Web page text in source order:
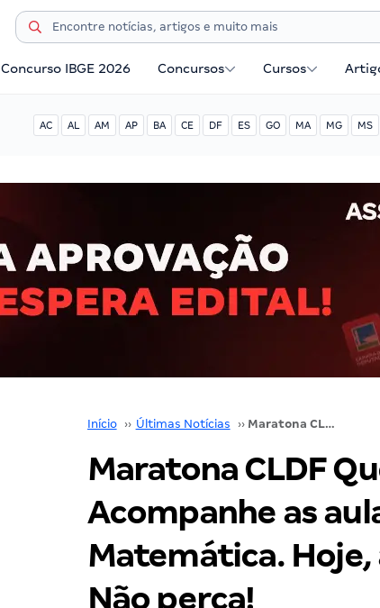
Concurso IBGE 2026 Concursos Cursos
AC AL AM AP BA CE DF ES GO MA MG MS
Início ›› Últimas Notícias ›› Maratona CLDF Quebrando a Banca: Acompanhe as aulas de Redação Oficial e Matemática. Hoje, a partir das 19 horas. Não perca!
Maratona CLDF
Acompanhe as
Matemática.
Não perca!